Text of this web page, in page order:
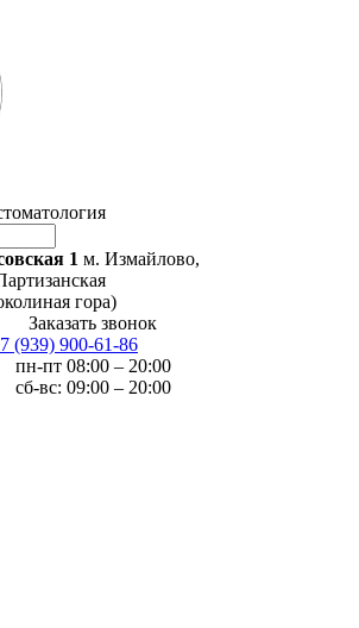
1 м. Измайлово,
гора)
Заказать звонок
(939) 900-61-86
пн-пт 08:00 – 20:00
сб-вс: 09:00 – 20:00